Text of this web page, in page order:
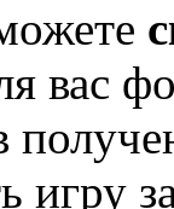
вас
игру